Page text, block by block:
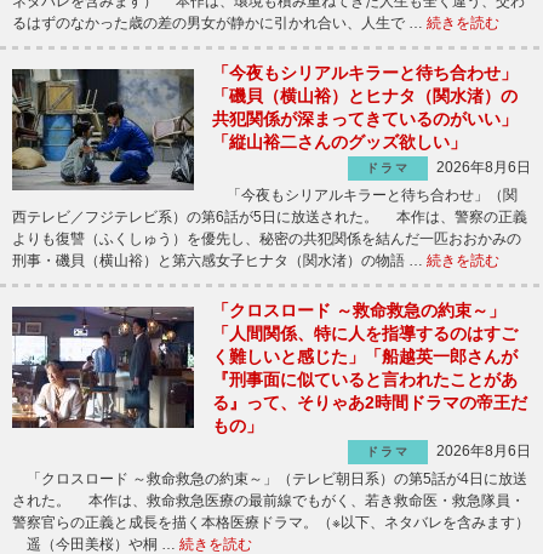
るはずのなかった歳の差の男女が静かに引かれ合い、人生で … 続きを読む
「今夜もシリアルキラーと待ち合わせ」
「磯貝（横山裕）とヒナタ（関水渚）の
共犯関係が深まってきているのがいい」
「縦山裕二さんのグッズ欲しい」
ドラマ
2026年8月6日
「今夜もシリアルキラーと待ち合わせ」（関
西テレビ／フジテレビ系）の第6話が5日に放送された。 本作は、警察の正義
よりも復讐（ふくしゅう）を優先し、秘密の共犯関係を結んだ一匹おおかみの
刑事・磯貝（横山裕）と第六感女子ヒナタ（関水渚）の物語 … 続きを読む
「クロスロード ～救命救急の約束～」
「人間関係、特に人を指導するのはすご
く難しいと感じた」「船越英一郎さんが
『刑事面に似ていると言われたことがあ
る』って、そりゃあ2時間ドラマの帝王だ
もの」
ドラマ
2026年8月6日
「クロスロード ～救命救急の約束～」（テレビ朝日系）の第5話が4日に放送
された。 本作は、救命救急医療の最前線でもがく、若き救命医・救急隊員・
警察官らの正義と成長を描く本格医療ドラマ。（※以下、ネタバレを含みます）
遥（今田美桜）や桐 … 続きを読む